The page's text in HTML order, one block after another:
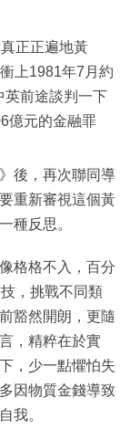
正正遍地黃
上1981年7月約
前途談判一下
億元的金融罪
後，再次聯同導
重新審視這個黃
種反思。
格格不入，百分
，挑戰不同類
豁然開朗，更隨
，精粹在於實
，少一點懼怕失
因物質金錢導致
我。